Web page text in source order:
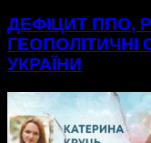
ДЕФІЦИТ ППО,
УКРАЇНИ